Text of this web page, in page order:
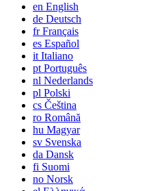
en English
de Deutsch
frFrançais
es Español
it Italiano
pt Português
nl Nederlands
pl Polski
cs Čeština
ro Română
hu Magyar
sv Svenska
da Dansk
fi Suomi
no Norsk